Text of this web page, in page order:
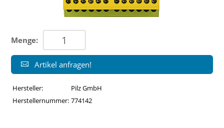
Menge:
Artikel anfragen!
Hersteller:
Pilz GmbH
Herstellernummer: 774142